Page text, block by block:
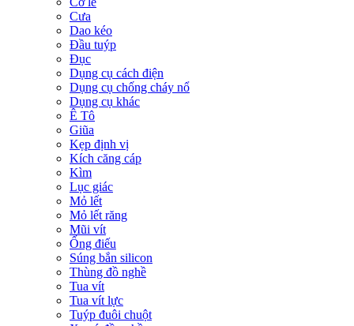
Cưa
Dao kéo
Đầu tuýp
Đục
Dụng cụ cách điện
Dụng cụ chống cháy nổ
Dụng cụ khác
Ê Tô
Giũa
Kẹp định vị
Kích căng cáp
Kìm
Lục giác
Mỏ lết
Mỏ lết răng
Mũi vít
Ống điếu
Súng bắn silicon
Thùng đồ nghề
Tua vít
Tua vít lực
Tuýp đuôi chuột